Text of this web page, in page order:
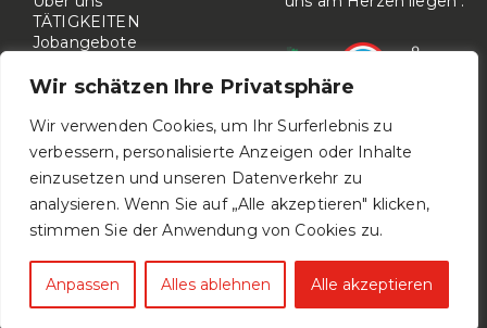
Wir schätzen Ihre Privatsphäre
Wir verwenden Cookies, um Ihr Surferlebnis zu
verbessern, personalisierte Anzeigen oder Inhalte
einzusetzen und unseren Datenverkehr zu
analysieren. Wenn Sie auf „Alle akzeptieren" klicken,
stimmen Sie der Anwendung von Cookies zu.
Anpassen Alles ablehnen Alle akzeptieren
TÄTIGKEITEN
Jobangebote
Cobolux
- Powered by wait: agency -
Datenschutzrichtlinie- Rechtliche Hinweise